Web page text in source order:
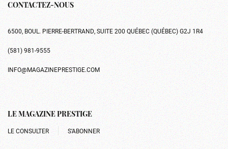
CONTACTEZ-NOUS
6500, BOUL. PIERRE-BERTRAND, SUITE 200 QUÉBEC (QUÉBEC) G2J 1R4
(581) 981-9555
INFO@MAGAZINEPRESTIGE.COM
LE MAGAZINE PRESTIGE
LE CONSULTER S’ABONNER